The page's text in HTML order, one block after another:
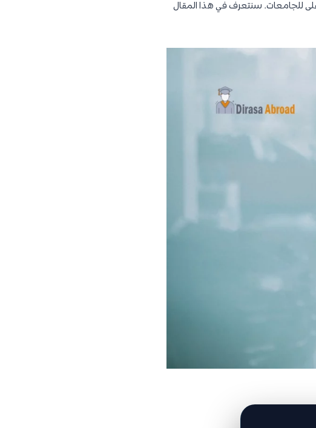
في يوم 18 إبريل عام 2020 من المجلس الأعلى للجامعات. سنتعرف في هذا المقال